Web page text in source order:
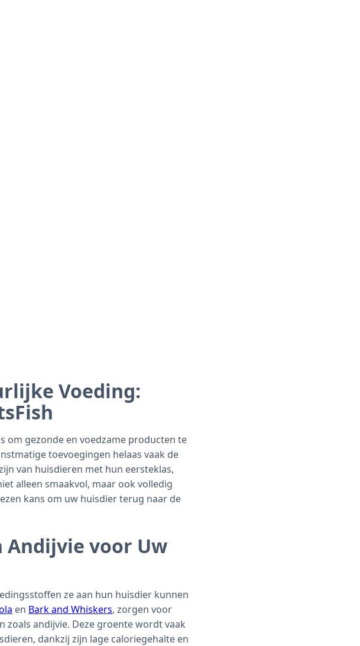
Voeding:
om gezonde en voedzame producten te
toevoegingen helaas vaak de
van huisdieren met hun eersteklas,
alleen smaakvol, maar ook volledig
kans om uw huisdier terug naar de
Andijvie voor Uw
ze aan hun huisdier kunnen
en Bark and Whiskers, zorgen voor
andijvie. Deze groente wordt vaak
dankzij zijn lage caloriegehalte en